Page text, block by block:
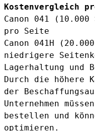
Kostenvergleich
Canon 041
pro Seite
Canon 041H
niedrigere
Lagerhaltung und
Durch die höhere
der
Unternehmen
bestellen und
optimieren.